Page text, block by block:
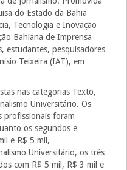
do Estado da Bahia
Tecnologia e Inovação
Bahiana de Imprensa
estudantes, pesquisadores
Teixeira (IAT), em
nas categorias Texto,
Universitário. Os
profissionais foram
os segundos e
e R$ 5 mil,
Universitário, os três
com R$ 5 mil, R$ 3 mil e